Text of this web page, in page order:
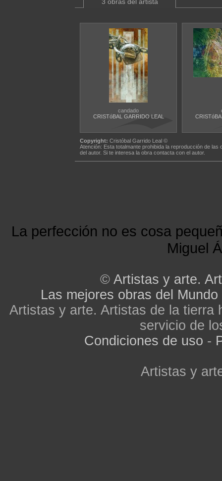
candado
CRISTóBAL GARRIDO LEAL
Copyright: Cristóbal Garrido Leal ©
Atención: Esta totalmante prohibida la reproducción de
del autor. Si te interesa la obra contacta con el autor.
La perfección no es cosa
Miguel
© Artistas y arte.
Las mejores obras del Mundo
Artistas y arte. Artistas de la tierra
servicio de
Condiciones de uso -
Artistas y